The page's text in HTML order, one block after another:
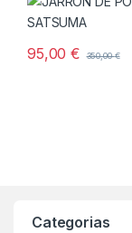
95,00€ 350,00€
Categorias